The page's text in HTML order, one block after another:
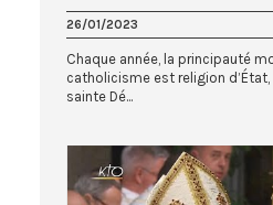
26/01/2023
Chaque année, la principauté
catholicisme est religion
sainte Dé...